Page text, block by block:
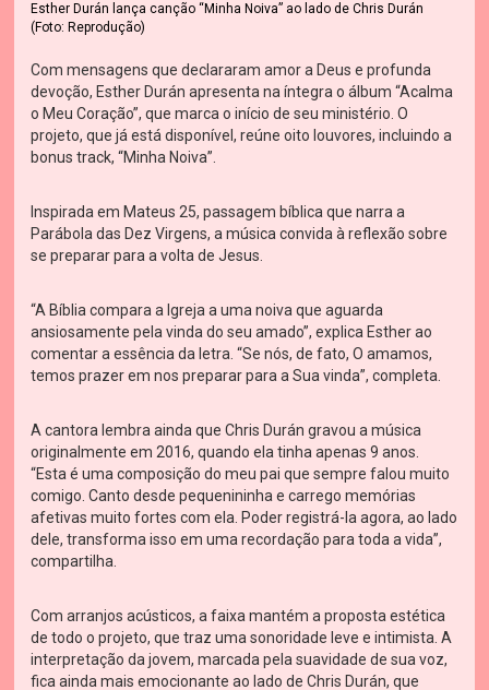
Esther Durán lança canção “Minha Noiva” ao lado de Chris Durán
(Foto: Reprodução)
Com mensagens que declararam amor a Deus e profunda
devoção, Esther Durán apresenta na íntegra o álbum “Acalma
o Meu Coração”, que marca o início de seu ministério. O
projeto, que já está disponível, reúne oito louvores, incluindo a
bonus track, “Minha Noiva”.
Inspirada em Mateus 25, passagem bíblica que narra a
Parábola das Dez Virgens, a música convida à reflexão sobre
se preparar para a volta de Jesus.
“A Bíblia compara a Igreja a uma noiva que aguarda
ansiosamente pela vinda do seu amado”, explica Esther ao
comentar a essência da letra. “Se nós, de fato, O amamos,
temos prazer em nos preparar para a Sua vinda”, completa.
A cantora lembra ainda que Chris Durán gravou a música
originalmente em 2016, quando ela tinha apenas 9 anos.
“Esta é uma composição do meu pai que sempre falou muito
comigo. Canto desde pequenininha e carrego memórias
afetivas muito fortes com ela. Poder registrá-la agora, ao lado
dele, transforma isso em uma recordação para toda a vida”,
compartilha.
Com arranjos acústicos, a faixa mantém a proposta estética
de todo o projeto, que traz uma sonoridade leve e intimista. A
interpretação da jovem, marcada pela suavidade de sua voz,
fica ainda mais emocionante ao lado de Chris Durán, que